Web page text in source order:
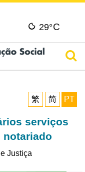
29°C
繁
简 PT
serviços
notariado
Justiça